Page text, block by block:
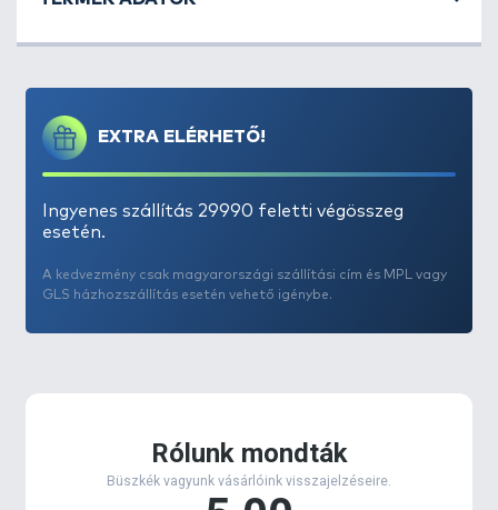
nyomásszabályozó a háztartási palackba töltött
nyomásértékre. A nyomásszabályozó készlet a
háztartás és az ipar számos területén használt
gázfogyasztó készüléket köti össze a PB-gáz
palackkal. A gázcső belső átmérője 9 mm, külső
átmérője 15 mm.
EXTRA ELÉRHETŐ!
Ingyenes szállítás 29990 feletti végösszeg
esetén.
A kedvezmény csak magyarországi szállítási cím és MPL vagy
GLS házhozszállítás esetén vehető igénybe.